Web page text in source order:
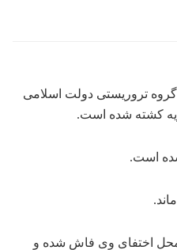
گروه تروریستی دولت اسلامی
کشته شده است.
شده است.
محل اختفای وی فاش شده و